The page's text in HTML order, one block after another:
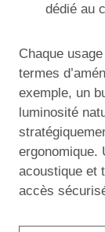
dédié au
Chaque
termes
exemple, un
luminosité
ergonomique.
acoustique et
accès